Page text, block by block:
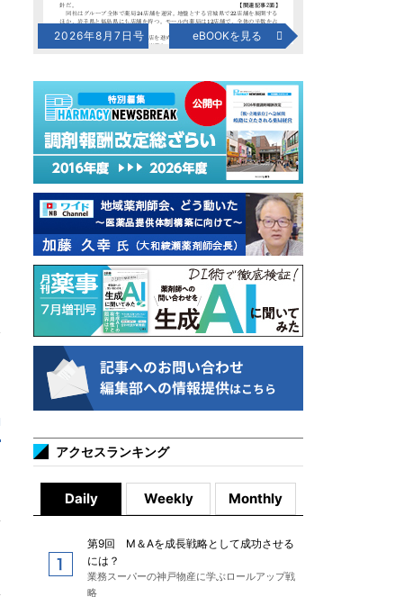
2026年8月7日号 eBOOKを見る
アクセスランキング
Daily Weekly Monthly
第9回 M＆Aを成長戦略として成功させる
には？
業務スーパーの神戸物産に学ぶロールアップ戦
略